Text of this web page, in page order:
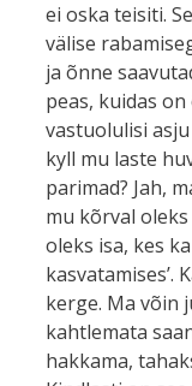
ei oska teisiti.
välise
ja õnne
peas, kuidas
vastuolulisi
kyll mu laste
parimad? Jah,
mu kõrval
oleks isa, kes
kasvatamises’.
kerge. Ma võin
kahtlemata
hakkama,